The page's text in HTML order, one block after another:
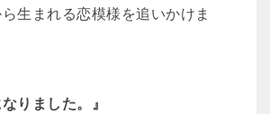
生まれる恋模様を追いかけま
りました。』